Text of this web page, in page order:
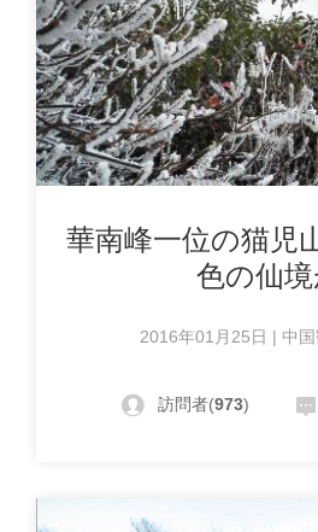
華南峰一位の猫児
色の仙
2016年01月25日 | 中
訪問者(973)